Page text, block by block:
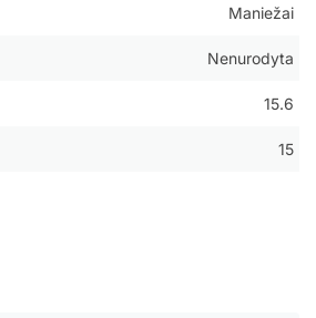
Maniežai
Nenurodyta
15.6
15